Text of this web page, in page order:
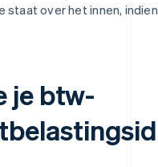
staat over het innen,
je btw-